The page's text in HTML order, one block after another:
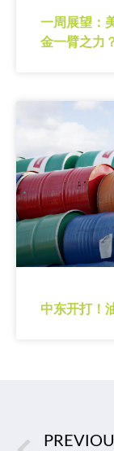
一周展望：
金一臂之力
中东开打！